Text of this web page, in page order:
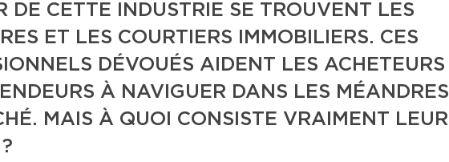
DE CETTE INDUSTRIE SE TROUVENT LES
ET LES COURTIERS IMMOBILIERS. CES
DÉVOUÉS AIDENT LES ACHETEURS
À NAVIGUER DANS LES MÉANDRES
MAIS À QUOI CONSISTE VRAIMENT LEUR